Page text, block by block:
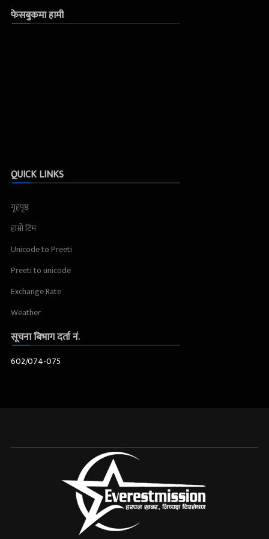
फेसबुकमा हामी
QUICK LINKS
गृहपृष्ठ
हाम्रो टिम
Unicode to Preeti
Preeti to unicode
Exchange Rate
Weather
सूचना बिभाग दर्ता नं.
602/074-075